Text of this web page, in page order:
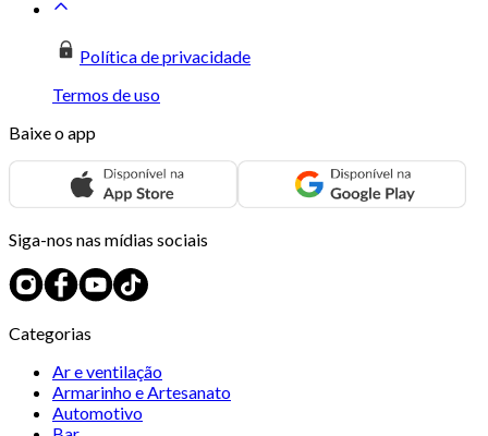
Política de privacidade
Termos de uso
Baixe o app
Siga-nos nas mídias sociais
Categorias
Ar e ventilação
Armarinho e Artesanato
Automotivo